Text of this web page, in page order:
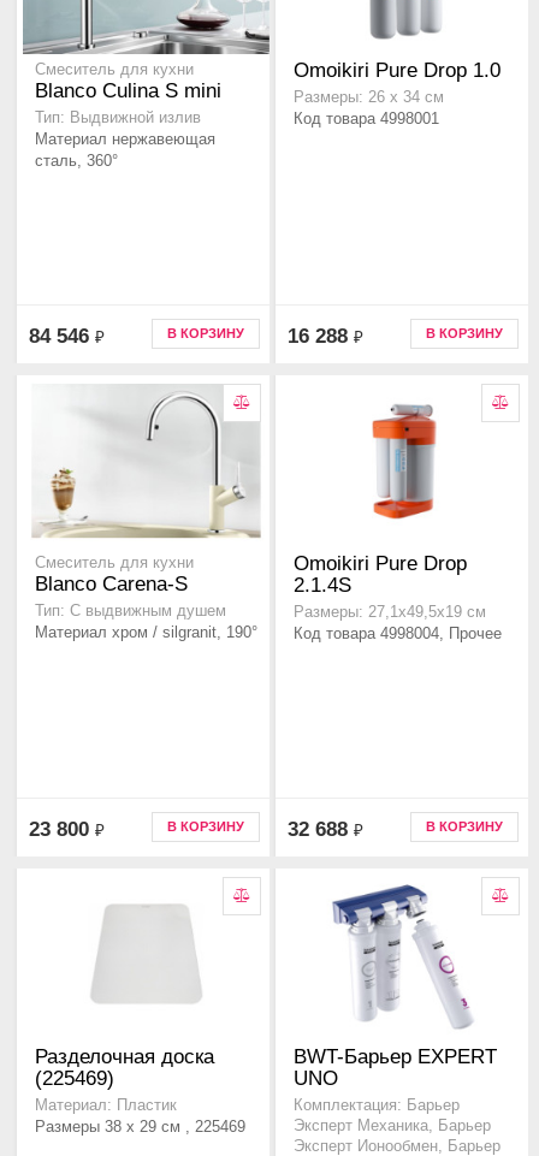
Смеситель для кухни
Blanco Culina S mini
Тип: Выдвижной излив
Материал нержавеющая
сталь, 360°
84 546 ₽ В КОРЗИНУ
Omoikiri Pure Drop 1.0
Размеры: 26 х 34 см
Код товара 4998001
16 288 ₽ В КОРЗИНУ
Смеситель для кухни
Blanco Carena-S
Тип: C выдвижным душем
Материал хром / silgranit, 190°
23 800 ₽ В КОРЗИНУ
Omoikiri Pure Drop
2.1.4S
Размеры: 27,1х49,5х19 см
Код товара 4998004, Прочее
32 688 ₽ В КОРЗИНУ
Разделочная доска
(225469)
Материал: Пластик
Размеры 38 x 29 см , 225469
BWT-Барьер EXPERT
UNO
Комплектация: Барьер
Эксперт Механика, Барьер
Эксперт Ионообмен, Барьер